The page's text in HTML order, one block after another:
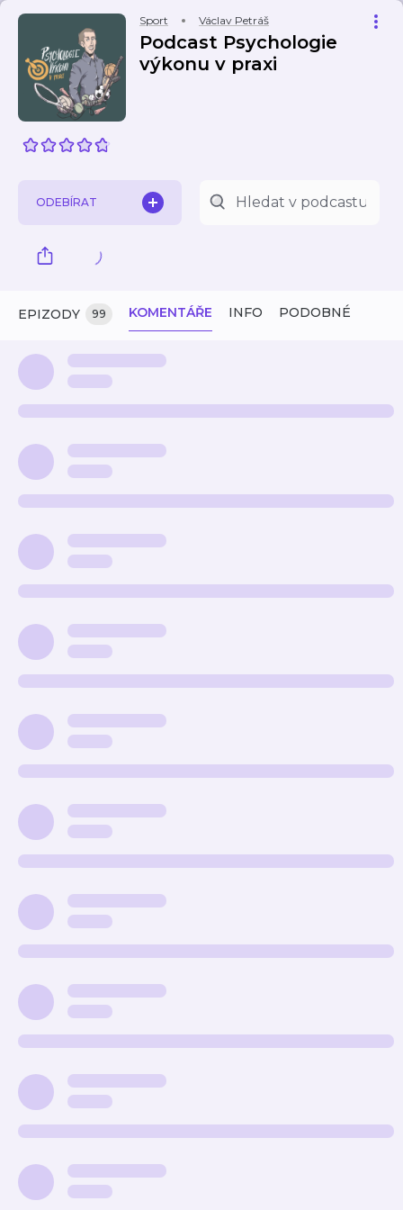
Sport Václav Petráš
Podcast Psychologie
výkonu v praxi
ODEBÍRAT
EPIZODY 99 KOMENTÁŘE INFO PODOBNÉ